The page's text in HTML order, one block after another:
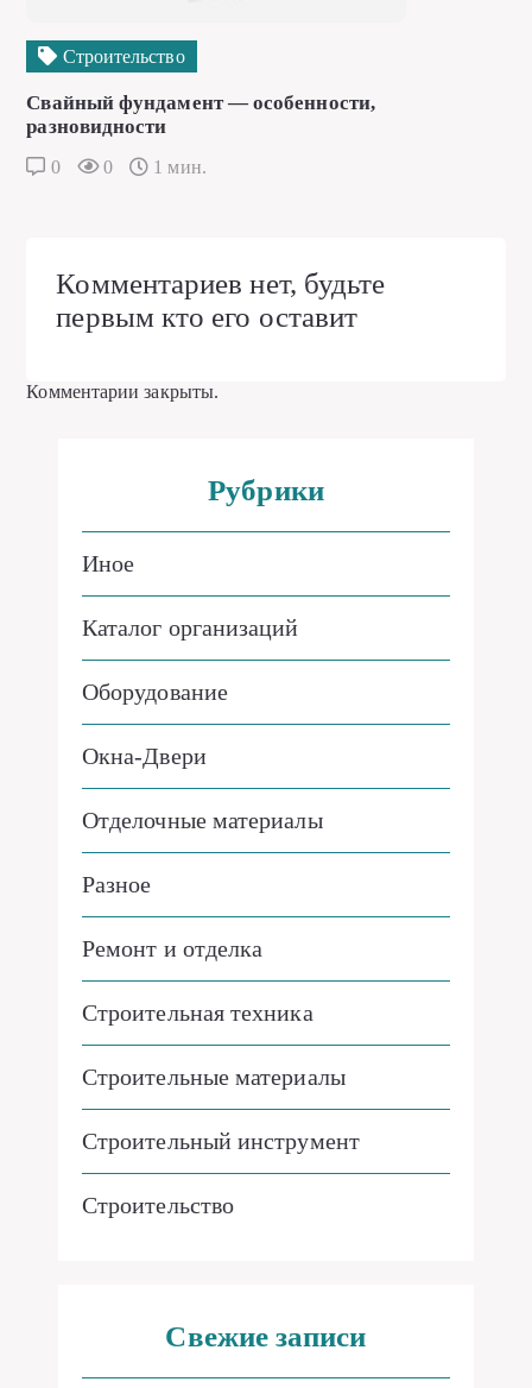
Строительство
Свайный фундамент — особенности,
разновидности
0 0 1 мин.
Комментариев нет, будьте
первым кто его оставит
Комментарии закрыты.
Рубрики
Иное
Каталог организаций
Оборудование
Окна-Двери
Отделочные материалы
Разное
Ремонт и отделка
Строительная техника
Строительные материалы
Строительный инструмент
Строительство
Свежие записи